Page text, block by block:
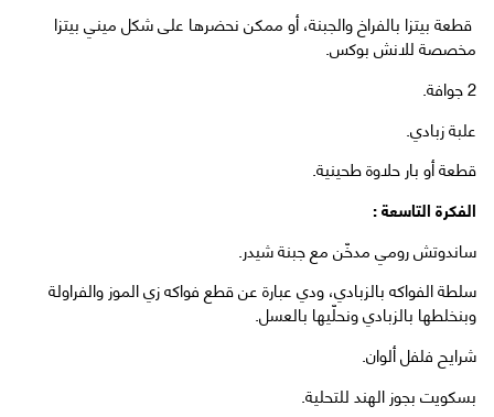
قطعة بيتزا بالفراخ والجبنة، أو ممكن نحضرها على شكل ميني بيتزا
مخصصة للانش بوكس.
2 جوافة.
علبة زبادي.
قطعة أو بار حلاوة طحينية.
الفكرة التاسعة :
ساندوتش رومي مدخّن مع جبنة شيدر.
سلطة الفواكه بالزبادي، ودي عبارة عن قطع فواكه زي الموز والفراولة
وبنخلطها بالزبادي ونحلّيها بالعسل.
شرايح فلفل ألوان.
بسكويت بجوز الهند للتحلية.